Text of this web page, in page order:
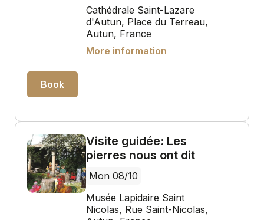
Cathédrale Saint-Lazare
d'Autun, Place du Terreau,
Autun, France
More information
Book
Visite guidée: Les
pierres nous ont dit
Mon 08/10
Musée Lapidaire Saint
Nicolas, Rue Saint-Nicolas,